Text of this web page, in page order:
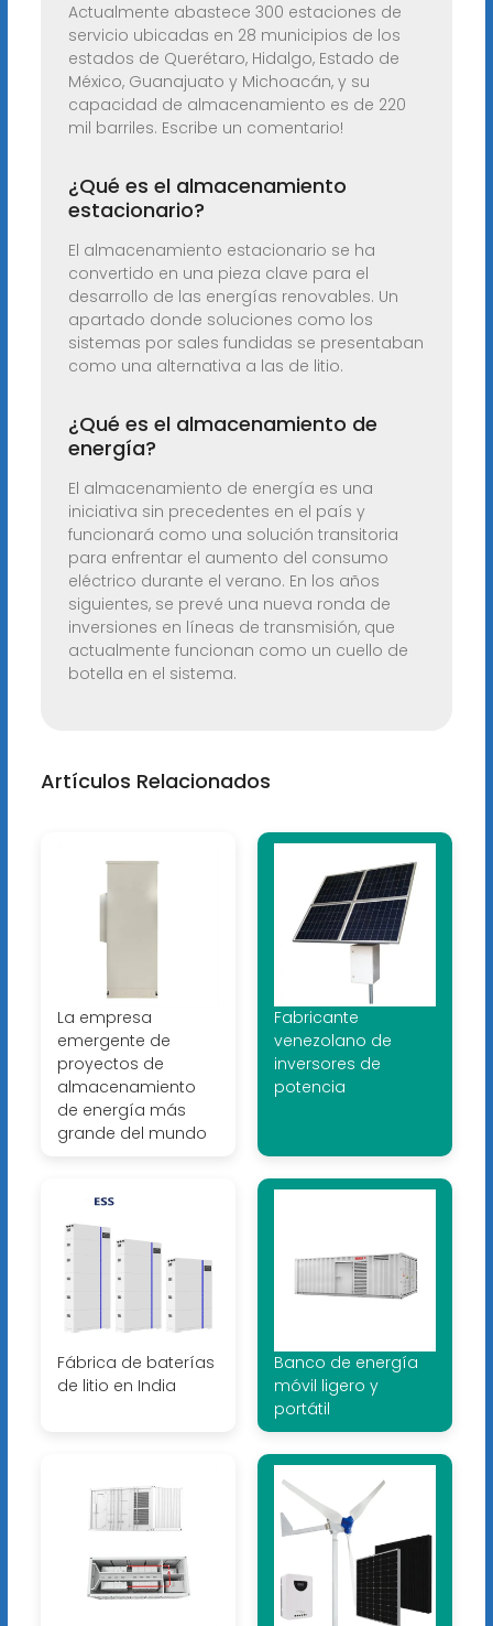
Actualmente abastece 300 estaciones de
servicio ubicadas en 28 municipios de los
estados de Querétaro, Hidalgo, Estado de
México, Guanajuato y Michoacán, y su
capacidad de almacenamiento es de 220
mil barriles. Escribe un comentario!
¿Qué es el almacenamiento
estacionario?
El almacenamiento estacionario se ha
convertido en una pieza clave para el
desarrollo de las energías renovables. Un
apartado donde soluciones como los
sistemas por sales fundidas se presentaban
como una alternativa a las de litio.
¿Qué es el almacenamiento de
energía?
El almacenamiento de energía es una
iniciativa sin precedentes en el país y
funcionará como una solución transitoria
para enfrentar el aumento del consumo
eléctrico durante el verano. En los años
siguientes, se prevé una nueva ronda de
inversiones en líneas de transmisión, que
actualmente funcionan como un cuello de
botella en el sistema.
Artículos Relacionados
La empresa
emergente de
proyectos de
almacenamiento
de energía más
grande del mundo
Fabricante
venezolano de
inversores de
potencia
Fábrica de baterías
de litio en India
Banco de energía
móvil ligero y
portátil